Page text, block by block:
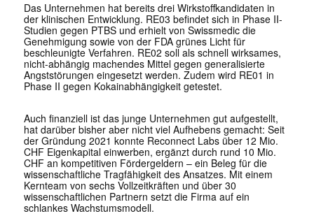
Das Unternehmen hat bereits drei Wirkstoffkandidaten in
der klinischen Entwicklung. RE03 befindet sich in Phase II-
Studien gegen PTBS und erhielt von Swissmedic die
Genehmigung sowie von der FDA grünes Licht für
beschleunigte Verfahren. RE02 soll als schnell wirksames,
nicht-abhängig machendes Mittel gegen generalisierte
Angststörungen eingesetzt werden. Zudem wird RE01 in
Phase II gegen Kokainabhängigkeit getestet.
Auch finanziell ist das junge Unternehmen gut aufgestellt,
hat darüber bisher aber nicht viel Aufhebens gemacht: Seit
der Gründung 2021 konnte Reconnect Labs über 12 Mio.
CHF Eigenkapital einwerben, ergänzt durch rund 10 Mio.
CHF an kompetitiven Fördergeldern – ein Beleg für die
wissenschaftliche Tragfähigkeit des Ansatzes. Mit einem
Kernteam von sechs Vollzeitkräften und über 30
wissenschaftlichen Partnern setzt die Firma auf ein
schlankes Wachstumsmodell.